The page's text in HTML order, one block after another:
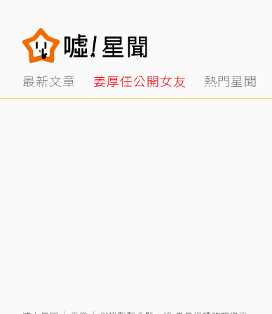
最新文章 姜厚任公開女友 熱門星聞